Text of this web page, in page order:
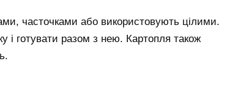
часточками або використовують цілими.
і готувати разом з нею. Картопля також